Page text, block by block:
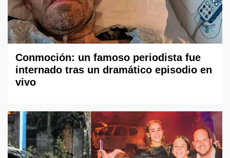
Conmoción: un famoso periodista fue
internado tras un dramático episodio en
vivo